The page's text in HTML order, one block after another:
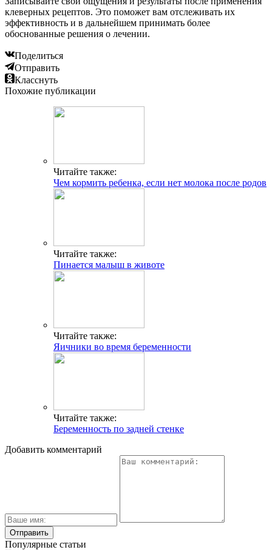
клеверных рецептов. Это поможет вам отслеживать их
эффективность и в дальнейшем принимать более
обоснованные решения о лечении.
Поделиться
Отправить
Класснуть
Похожие публикации
Читайте также:
Чем кормить ребенка, если нет молока после родов
Читайте также:
Пинается малыш в животе
Читайте также:
Яичники во время беременности
Читайте также:
Беременность по задней стенке
Добавить комментарий
Популярные статьи